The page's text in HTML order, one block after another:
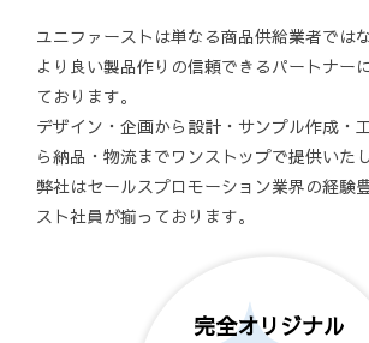
ユニファーストは単なる商品供給業者ではな
より良い製品作りの信頼できるパートナー
ております。
デザイン・企画から設計・サンプル作成・
ら納品・物流までワンストップで提供いたし
弊社はセールスプロモーション業界の経験
スト社員が揃っております。
完全オリジナル